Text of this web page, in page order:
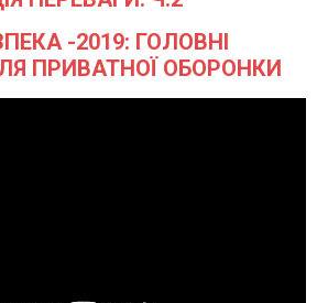
-2019: ГОЛОВНІ
ПРИВАТНОЇ ОБОРОНКИ